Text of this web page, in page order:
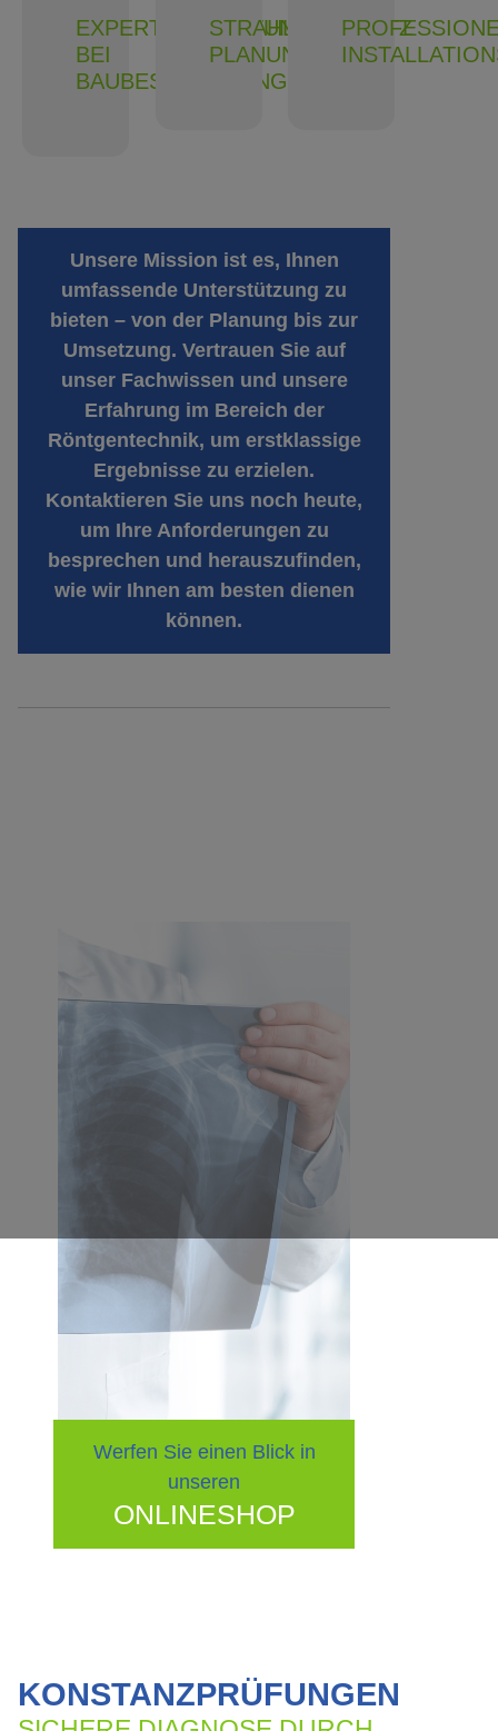
EXPERTENBERATUNG
BEI
BAUBESPRECHUNGEN
STRAHLENSCHUTZ
PLANUNGEN
Unsere Mission ist es, Ihnen
umfassende Unterstützung zu
bieten – von der Planung bis zur
Umsetzung. Vertrauen Sie auf
unser Fachwissen und unsere
Erfahrung im Bereich der
Röntgentechnik, um erstklassige
Ergebnisse zu erzielen.
Kontaktieren Sie uns noch heute,
um Ihre Anforderungen zu
besprechen und herauszufinden,
wie wir Ihnen am besten dienen
können.
Werfen Sie einen Blick in
unseren
ONLINESHOP
KONSTANZPRÜFUNGEN